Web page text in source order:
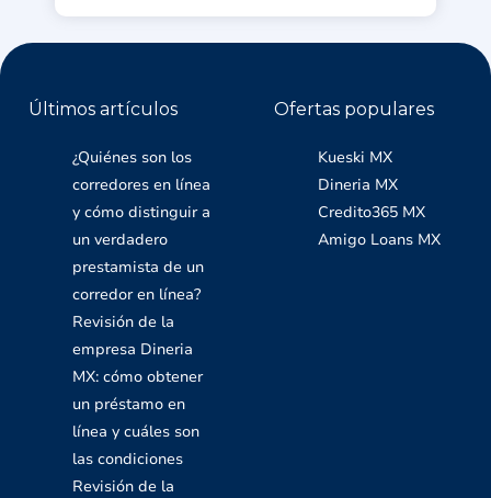
Últimos artículos
¿Quiénes son los
corredores en línea
y cómo distinguir a
un verdadero
prestamista de un
corredor en línea?
Revisión de la
empresa Dineria
MX: cómo obtener
un préstamo en
línea y cuáles son
las condiciones
Revisión de la
Ofertas populares
Kueski MX
Dineria MX
Credito365 MX
Amigo Loans MX